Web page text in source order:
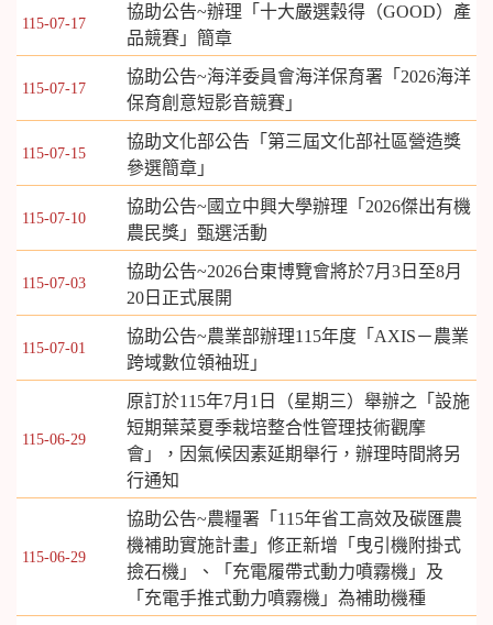
115-07-17
協助公告~辦理「十大嚴選穀得（GOOD）產
品競賽」簡章
115-07-17
協助公告~海洋委員會海洋保育署「2026海洋
保育創意短影音競賽」
115-07-15
協助文化部公告「第三屆文化部社區營造獎
參選簡章」
115-07-10
協助公告~國立中興大學辦理「2026傑出有機
農民獎」甄選活動
115-07-03
協助公告~2026台東博覽會將於7月3日至8月
20日正式展開
115-07-01
協助公告~農業部辦理115年度「AXIS－農業
跨域數位領袖班」
115-06-29
原訂於115年7月1日（星期三）舉辦之「設施
短期葉菜夏季栽培整合性管理技術觀摩
會」，因氣候因素延期舉行，辦理時間將另
行通知
115-06-29
協助公告~農糧署「115年省工高效及碳匯農
機補助實施計畫」修正新增「曳引機附掛式
撿石機」、「充電履帶式動力噴霧機」及
「充電手推式動力噴霧機」為補助機種